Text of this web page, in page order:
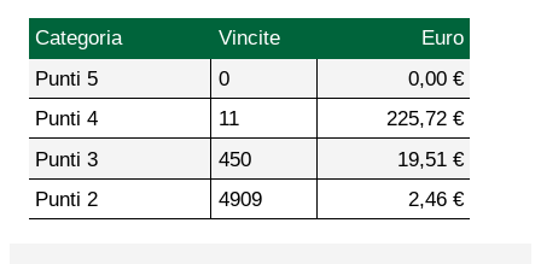
Categoria Vincite
Euro
Punti 5
0
0,00 €
Punti 4
11
225,72 €
Punti 3
450
19,51 €
Punti 2
4909 2,46 €